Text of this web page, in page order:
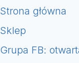
Strona główna
Sklep
Grupa FB: